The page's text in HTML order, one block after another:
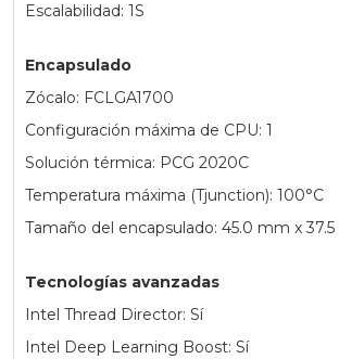
Escalabilidad: 1S
Encapsulado
Zócalo: FCLGA1700
Configuración máxima de CPU: 1
Solución térmica: PCG 2020C
Temperatura máxima (Tjunction): 100°C
Tamaño del encapsulado: 45.0 mm x
Tecnologías avanzadas
Intel Thread Director: Sí
Intel Deep Learning Boost: Sí